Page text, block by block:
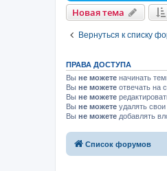
Новая тема
Вернуться к списку
ПРАВА ДОСТУПА
Вы не можете начинать
Вы не можете отвечать на
Вы не можете
Вы не можете удалять
Вы не можете добавлять
Список форумов